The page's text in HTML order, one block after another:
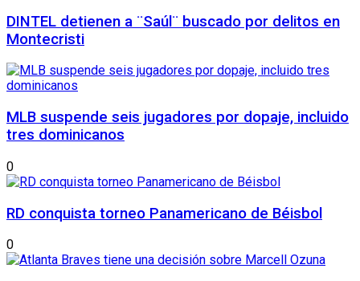
DINTEL detienen a ¨Saúl¨ buscado por delitos en
Montecristi
MLB suspende seis jugadores por dopaje, incluido
tres dominicanos
0
RD conquista torneo Panamericano de Béisbol
0